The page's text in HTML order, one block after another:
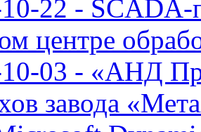
22 - SCADA-
центре
03 - «АНД
завода